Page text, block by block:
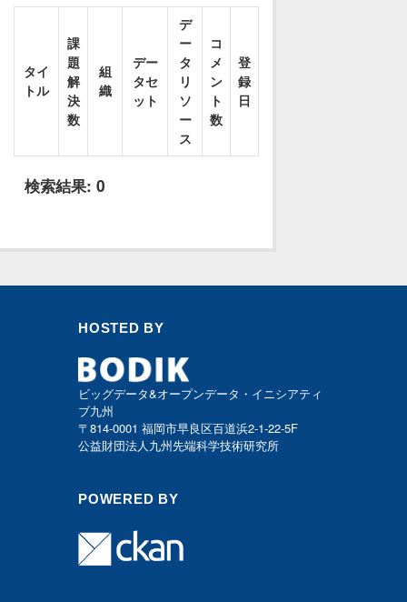
検索結果: 0
タイ
トル
課
題
解
決
数
組
織
デー
タセ
ット
デ
ー
タ
リ
ソ
ー
ス
コ
メ
ン
ト
数
登
録
日
HOSTED BY
ビッグデータ&オープンデータ・イニシアティ
ブ九州
〒814-0001 福岡市早良区百道浜2-1-22-5F
公益財団法人九州先端科学技術研究所
POWERED BY